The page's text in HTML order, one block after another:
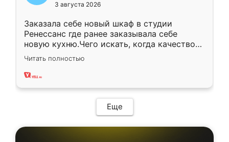
3 августа 2026
Заказала себе новый шкаф в студии
Ренессанс где ранее заказывала себе
новую кухню.Чего искать, когда качеством
вполне довольна. Служит кухня уже почти
два года, нареканий нет.
Читать полностью
Еще